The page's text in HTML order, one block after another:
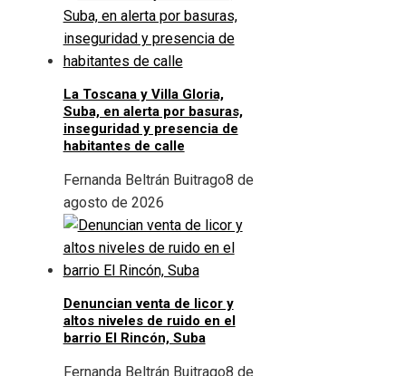
La Toscana y Villa Gloria,
Suba, en alerta por basuras,
inseguridad y presencia de
habitantes de calle
Fernanda Beltrán Buitrago8 de
agosto de 2026
Denuncian venta de licor y
altos niveles de ruido en el
barrio El Rincón, Suba
Fernanda Beltrán Buitrago8 de